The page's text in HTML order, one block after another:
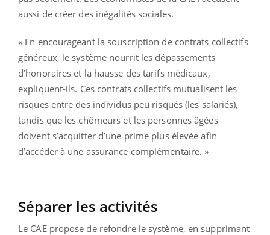
aussi de créer des inégalités sociales.
« En encourageant la souscription de contrats collectifs
généreux, le système nourrit les dépassements
d’honoraires et la hausse des tarifs médicaux,
expliquent-ils. Ces contrats collectifs mutualisent les
risques entre des individus peu risqués (les salariés),
tandis que les chômeurs et les personnes âgées
doivent s’acquitter d’une prime plus élevée afin
d’accéder à une assurance complémentaire. »
Séparer les activités
Le CAE propose de refondre le système, en supprimant